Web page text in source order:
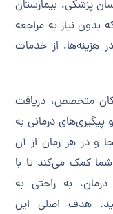
پزشکی، بیمارستان
بدون نیاز به مراجعه
هزینه‌ها، از خدمات
متخصص، دریافت
پیگیری‌های درمانی به
و در هر زمان از آن
شما کمک می‌کند تا با
به راحتی به
هدف اصلی این